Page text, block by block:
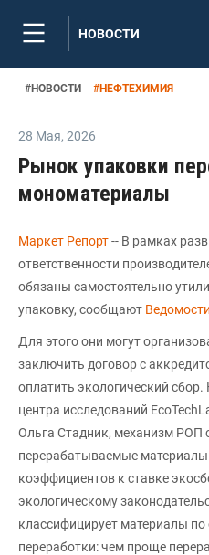
НОВОСТИ
#НОВОСТИ #НЕФТЕХИМИЯ
28 Мая, 2026
Рынок упаковки
мономатериалы
Маркет Репорт-- В рамках
ответственности
обязаны самостоятельно
упаковку, сообщают Ведомости
Для этого они могут
заключить договор с
оплатить экологический сбор.
центра исследований
Ольга Стадник, механизм РОП
перерабатываемые
коэффициентов к ставке
экологическому
классифицирует материалы по
переработки: чем проще